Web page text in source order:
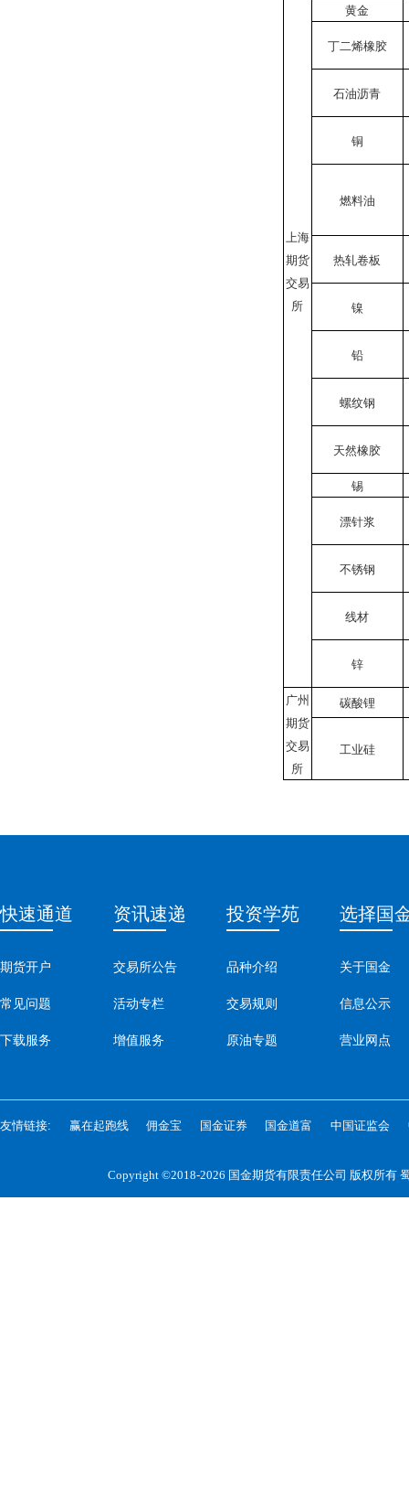
上海
期货
交易
所
黄金
丁二烯橡胶
石油沥青
铜
燃料油
热轧卷板
镍
铅
螺纹钢
天然橡胶
锡
漂针浆
不锈钢
线材
锌
广州
期货
交易
所
碳酸锂
工业硅
快速通道
期货开户
常见问题
下载服务
资讯速递
交易所公告
活动专栏
增值服务
投资学苑
品种介绍
交易规则
原油专题
选择国
关于国金
信息公示
营业网点
友情链接: 赢在起跑线 佣金宝 国金证券 国金道富 中国证监会
Copyright ©2018-2026 国金期货有限责任公司 版权所有